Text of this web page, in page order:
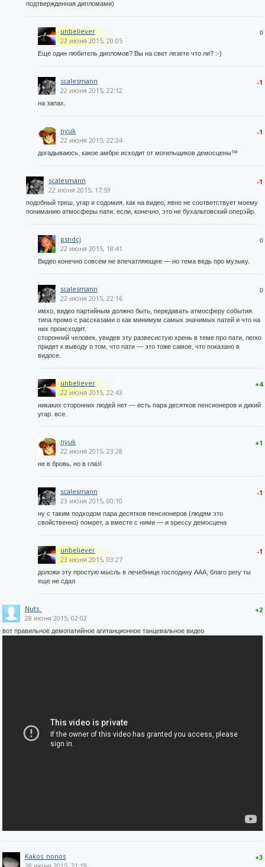
подтвержденная дипломами)
0
unbeliever
22 июня 2015, 20:05
Еще один любитель дипломов? Вы на свет лезете что ли? :-)
-1
scalesmann
22 июня 2015, 22:12
на запах.
-1
nyuk
22 июня 2015, 22:24
догадываюсь, какое амбре исходит от могильщиков демосцены™
-1
scalesmann
22 июня 2015, 17:59
подобный треш, угар и содомия, как на видео, явно не соответствует моему
пониманию атмосферы пати. если, конечно, это не бухальтовский оперэйр.
0
psndcj
22 июня 2015, 18:41
Видео конечно совсем не впечатляющее — но тема ведь про музыку.
0
scalesmann
22 июня 2015, 22:16
имхо, видео партийным должно быть, передавать атмосферу события.
типа промо с рассказами о как минимум самых значимых патей и что на
них происходит.
сторонний человек, увидев эту развесистую хрень в теме про пати, легко
придет к выводу о том, что пати — это тоже самое, что показано в
видосе.
+4
unbeliever
22 июня 2015, 22:43
никаких сторонних людей нет — есть пара десятков пенсионеров и дикий
угар. все.
+1
nyuk
22 июня 2015, 23:28
не в бровь, но в глаз!
-1
scalesmann
23 июня 2015, 00:10
ну с таким подходом пара десятков пенсионеров (людям это
свойственно) помрет, а вместе с ними — и speccy демосцена
-1
unbeliever
23 июня 2015, 03:27
доложи эту простую мысль в лечебнице господину ААА, благо регу ты
еще не сдал
+2
Nuts_
28 июня 2015, 02:02
вот правильное демопатийное агитанционное танцевальное видео
+3
Kakos_nonos